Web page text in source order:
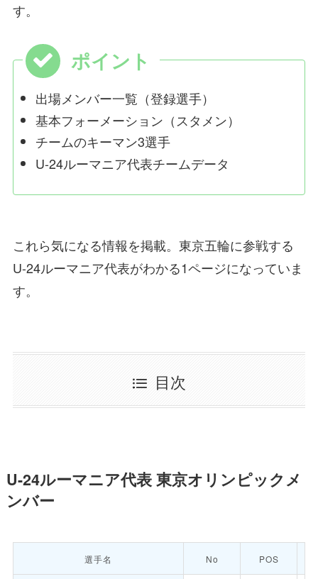
す。
出場メンバー一覧（登録選手）
基本フォーメーション（スタメン）
チームのキーマン3選手
U-24ルーマニア代表チームデータ
これら気になる情報を掲載。東京五輪に参戦する
U-24ルーマニア代表がわかる1ページになっていま
す。
目次
U-24ルーマニア代表 東京オリンピックメ
ンバー
選手名 No POS